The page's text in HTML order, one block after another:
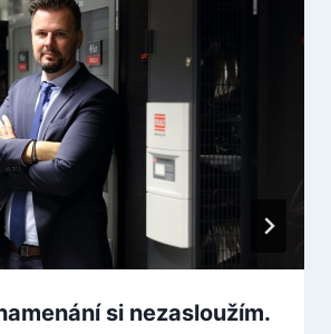
si nezasloužím.